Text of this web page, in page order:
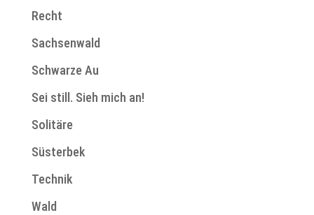
Recht
Sachsenwald
Schwarze Au
Sei still. Sieh mich an!
Solitäre
Süsterbek
Technik
Wald